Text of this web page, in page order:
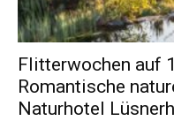
Flitterwochen auf
Romantische
Naturhotel